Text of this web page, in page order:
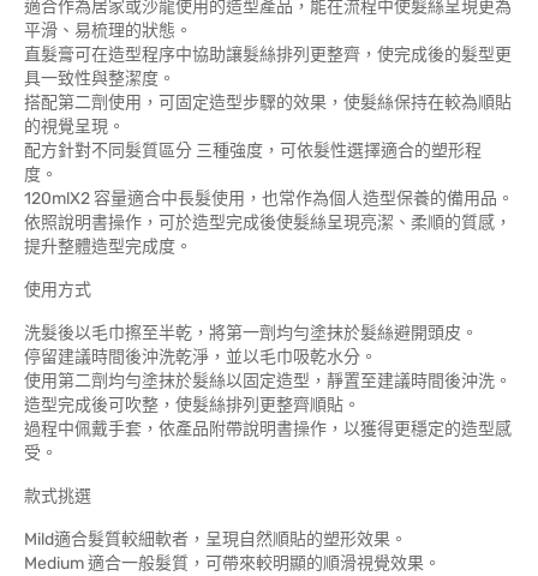
適合作為居家或沙龍使用的造型產品，能在流程中使髮絲呈現更為
平滑、易梳理的狀態。
直髮膏可在造型程序中協助讓髮絲排列更整齊，使完成後的髮型更
具一致性與整潔度。
搭配第二劑使用，可固定造型步驟的效果，使髮絲保持在較為順貼
的視覺呈現。
配方針對不同髮質區分 三種強度，可依髮性選擇適合的塑形程
度。
120mlX2 容量適合中長髮使用，也常作為個人造型保養的備用品。
依照說明書操作，可於造型完成後使髮絲呈現亮潔、柔順的質感，
提升整體造型完成度。
使用方式
洗髮後以毛巾擦至半乾，將第一劑均勻塗抹於髮絲避開頭皮。
停留建議時間後沖洗乾淨，並以毛巾吸乾水分。
使用第二劑均勻塗抹於髮絲以固定造型，靜置至建議時間後沖洗。
造型完成後可吹整，使髮絲排列更整齊順貼。
過程中佩戴手套，依產品附帶說明書操作，以獲得更穩定的造型感
受。
款式挑選
Mild適合髮質較細軟者，呈現自然順貼的塑形效果。
Medium 適合一般髮質，可帶來較明顯的順滑視覺效果。